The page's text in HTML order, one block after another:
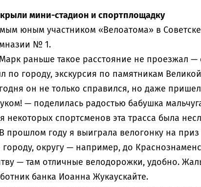
мини-стадион и спортплощадку
юным участником «Велоатома» в
№ 1.
раньше такое расстояние не проезжал
по городу, экскурсия по памятникам
он не только справился, но даже
— поделилась радостью бабушка
некоторых спортсменов эта трасса была
прошлом году я выиграла велогонку на приз
городу, округу — например, до
— там отличные велодорожки, удобно.
банка Иоанна Жукаускайте.